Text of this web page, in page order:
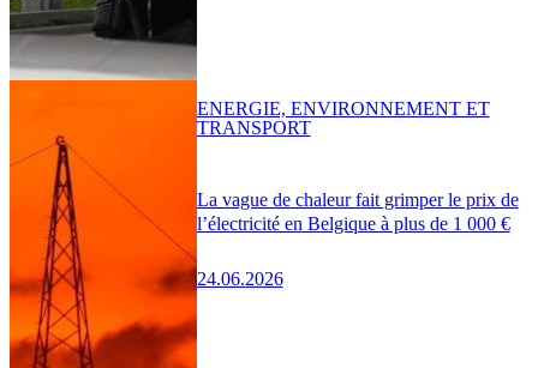
La vague de chaleur fait grimper le prix de
l’électricité en Belgique à plus de 1 000 €
24.06.2026
ENERGIE, ENVIRONNEMENT ET
TRANSPORT